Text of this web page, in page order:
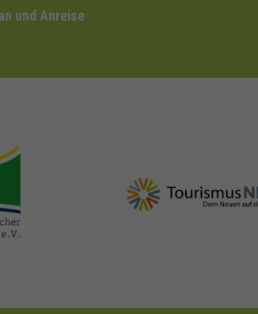
und Anreise
nrw-tourismus.de